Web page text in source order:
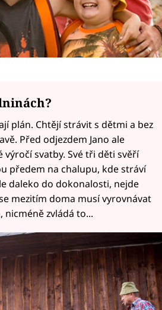
plán. Chtějí strávit s dětmi a bez
Před odjezdem Jano ale
svatby. Své tři děti svěří
předem na chalupu, kde stráví
daleko do dokonalosti, nejde
mezitím doma musí vyrovnávat
nicméně zvládá to...